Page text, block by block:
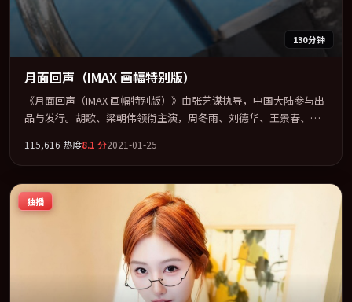
130分钟
月面回声（IMAX 画幅特别版）
《月面回声（IMAX 画幅特别版）》由张艺谋执导，中国大陆参与出
品与发行。胡歌、梁朝伟领衔主演，周冬雨、刘德华、王景春、河
片以「动作」类型为骨架，在叙事、表演与视听上力求统一。定于
2021-07-25 在内地院线及主流平台同步亮相，2021 年度话题片中口
碑稳健，适合喜欢强情节与人物弧光的观众完整观看。
115,616 热度8.1 分2021-01-25
独播